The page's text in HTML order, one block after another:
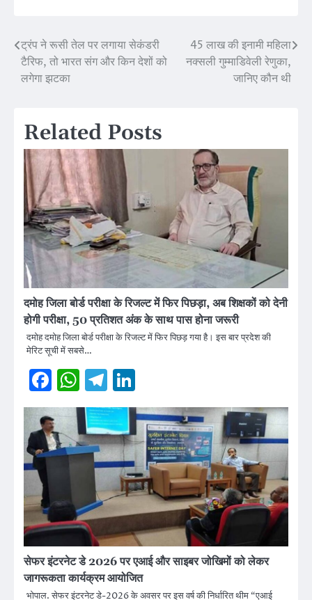
Post
navigation
ट्रंप ने रूसी तेल पर लगाया सेकंडरी
टैरिफ, तो भारत संग और किन देशों को
लगेगा झटका
45 लाख की इनामी महिला
नक्सली गुम्माडिवेली रेणुका,
जानिए कौन थी
Related Posts
दमोह जिला बोर्ड परीक्षा के रिजल्ट में फिर पिछड़ा, अब शिक्षकों को देनी
होगी परीक्षा, 50 प्रतिशत अंक के साथ पास होना जरूरी
दमोह दमोह जिला बोर्ड परीक्षा के रिजल्ट में फिर पिछड़ गया है। इस बार प्रदेश की
मेरिट सूची में सबसे…
Facebook
WhatsApp
Telegram
सेफर इंटरनेट डे 2026 पर एआई और साइबर जोखिमों को लेकर
जागरूकता कार्यक्रम आयोजित
भोपाल. सेफर इंटरनेट डे-2026 के अवसर पर इस वर्ष की निर्धारित थीम “एआई